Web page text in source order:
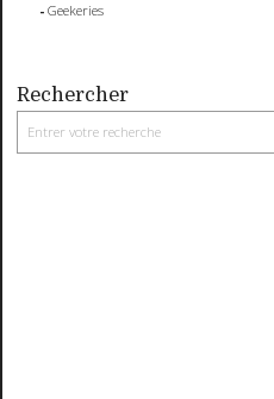
Geekeries
Rechercher